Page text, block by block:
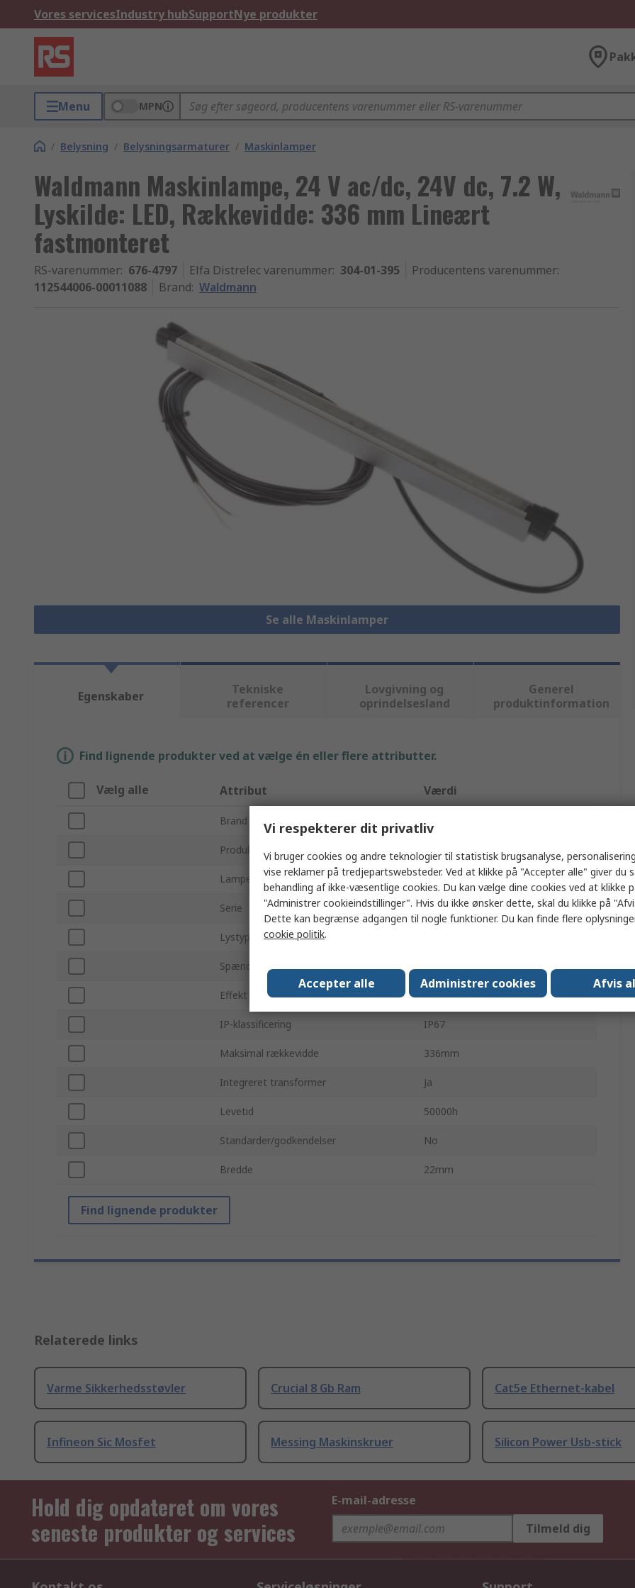
Vores servicesIndustry hubSupportNye produkter
Menu MPN
/ Belysning / Belysningsarmaturer / Maskinlamper
Waldmann Maskinlampe, 24 V ac/dc, 24V dc, 7.2 W,
Lyskilde: LED, Rækkevidde: 336 mm Lineært
fastmonteret
RS-varenummer: 676-4797 Elfa Distrelec varenummer: 304-01-395 Producentens varenummer:
112544006-00011088
Brand: Waldmann
Se alle Maskinlamper
Egenskaber
Tekniske
referencer
Lovgivning og
oprindelsesland
Generel
produktinformation
Find lignende produkter ved at vælge én eller flere attributter.
Vælg alle Attribut Værdi
Brand Waldmann
Produkttype Maskinlampe
Lampetype LED
Serie SLIM LED
Lystype
Spænding 24, 24V ac/dc
Effekt 7.2W
IP-klassificering IP67
Maksimal rækkevidde 336mm
Integreret transformer Ja
Levetid 50000h
Standarder/godkendelser No
Bredde 22mm
Find lignende produkter
Relaterede links
Varme Sikkerhedsstøvler Crucial 8 Gb Ram Cat5e Ethernet-kabel
Infineon Sic Mosfet Messing Maskinskruer Silicon Power Usb-stick
Hold dig opdateret om vores
seneste produkter og services
E-mail-adresse
Tilmeld dig
Vi respekterer dit privatliv
Vi bruger cookies og andre teknologier til statistisk brugsanalyse,
vise reklamer på tredjepartswebsteder. Ved at klikke på "Accepter alle" giver du
behandling af ikke-væsentlige cookies. Du kan vælge dine cookies ved at klikke
"Administrer cookieindstillinger". Hvis du ikke ønsker dette, skal du klikke på
Dette kan begrænse adgangen til nogle funktioner. Du kan finde flere
cookie politik.
Accepter alle Administrer cookies Afvis